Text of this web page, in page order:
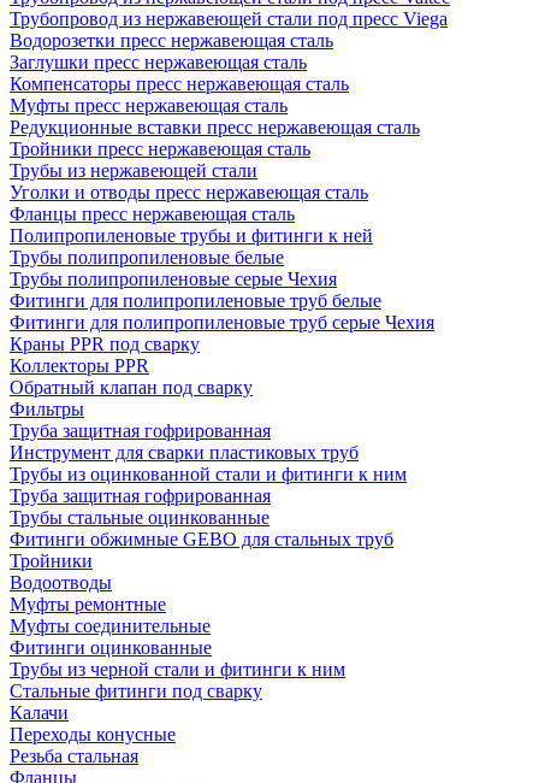
Трубопровод из нержавеющей стали под пресс Viega
Водорозетки пресс нержавеющая сталь
Заглушки пресс нержавеющая сталь
Компенсаторы пресс нержавеющая сталь
Муфты пресс нержавеющая сталь
Редукционные вставки пресс нержавеющая сталь
Тройники пресс нержавеющая сталь
Трубы из нержавеющей стали
Уголки и отводы пресс нержавеющая сталь
Фланцы пресс нержавеющая сталь
Полипропиленовые трубы и фитинги к ней
Трубы полипропиленовые белые
Трубы полипропиленовые серые Чехия
Фитинги для полипропиленовые труб белые
Фитинги для полипропиленовые труб серые Чехия
Краны PPR под сварку
Коллекторы PPR
Обратный клапан под сварку
Фильтры
Труба защитная гофрированная
Инструмент для сварки пластиковых труб
Трубы из оцинкованной стали и фитинги к ним
Труба защитная гофрированная
Трубы стальные оцинкованные
Фитинги обжимные GEBO для стальных труб
Тройники
Водоотводы
Муфты ремонтные
Муфты соединительные
Фитинги оцинкованные
Трубы из черной стали и фитинги к ним
Стальные фитинги под сварку
Калачи
Переходы конусные
Резьба стальная
Фланцы